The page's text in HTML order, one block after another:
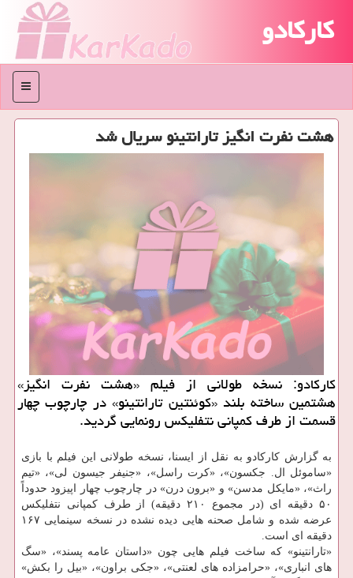
کارکادو
منو
هشت نفرت انگیز تارانتینو سریال شد
كاركادو: نسخه طولانی از فیلم «هشت نفرت انگیز»
هشتمین ساخته بلند «كوئنتین تارانتینو» در چارچوب چهار
قسمت از طرف كمپانی نتفلیكس رونمایی گردید.
به گزارش كاركادو به نقل از ایسنا، نسخه طولانی این فیلم با بازی
«ساموئل ال. جكسون»، «كرت راسل»، «جنیفر جیسون لی»، «تیم
راث»، «مایكل مدسن» و «برون درن» در چارچوب چهار اپیزود حدوداً
۵۰ دقیقه ای (در مجموع ۲۱۰ دقیقه) از طرف كمپانی نتفلیكس
عرضه شده و شامل صحنه هایی دیده نشده در نسخه سینمایی ۱۶۷
دقیقه ای است.
«تارانتینو» كه ساخت فیلم هایی چون «داستان عامه پسند»، «سگ
های انباری»، «حرامزاده های لعنتی»، «جكی براون»، «بیل را بكش»